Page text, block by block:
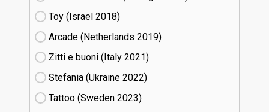
Toy (Israel
18)
Arcade (Netherlands
19)
Zitti e buoni​ (Italy
21)
Stefania (Ukraine
22)
Tattoo (Sweden
23)